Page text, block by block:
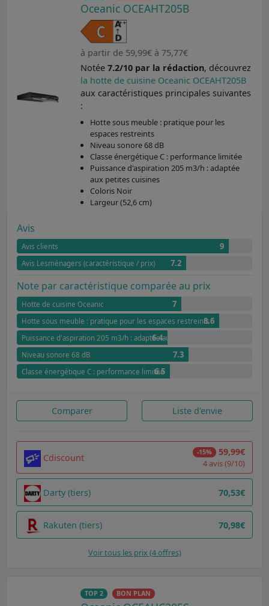
Oceanic OCEAHT205B
à partir de 59,99€ à 75,77€
Notée 7.2/10 par la rédaction, découvrez
la hotte de cuisine Oceanic OCEAHT205B
aux caractéristiques principales suivantes
:
Hotte sous meuble : pratique pour les
espaces restreints
Niveau sonore 68 dB
Classe énergétique C : performance limitée
Puissance d'aspiration 205 m3/h : adaptée
aux petites cuisines
Coloris Noir
Largeur (52,6 cm)
Avis
Avis clients 9
Avis Lesménagers (caractéristique / prix) 7.2
Note par caractéristique comparée au prix
Hotte de cuisine Oceanic 7
Hotte sous meuble : pratique pour les espaces restreints8.6
Puissance d'aspiration 205 m3/h : adaptée aux petites cuisines
6.4
Niveau sonore 68 dB 7.3
Classe énergétique C : performance limitée
6.5
Comparer Liste d'envie
Cdiscount -15% 59,99€
4 avis (9/10)
Darty (tiers) 70,53€
Rakuten (tiers) 70,98€
Voir tous les prix (4 offres)
TOP 2 BON PLAN